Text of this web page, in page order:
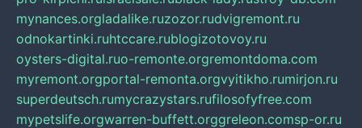
mynances.orgladalike.ruzozor.rudvigremont.ru
odnokartinki.ruhtccare.rublogizotovoy.ru
oysters-digital.ruo-remonte.orgremontdoma.com
myremont.orgportal-remonta.orgvyitikho.rumirjon.ru
superdeutsch.rumycrazystars.rufilosofyfree.com
mypetslife.orgwarren-buffett.orggreleon.comsp-or.ru